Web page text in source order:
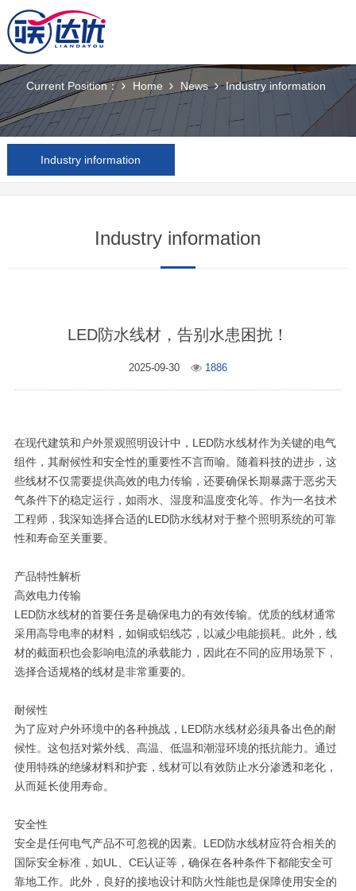
Current Position： Home News Industry information
Industry information
Industry information
LED防水线材，告别水患困扰！
2025-09-30 1886
在现代建筑和户外景观照明设计中，LED防水线材作为关键的电气
组件，其耐候性和安全性的重要性不言而喻。随着科技的进步，这
些线材不仅需要提供高效的电力传输，还要确保长期暴露于恶劣天
气条件下的稳定运行，如雨水、湿度和温度变化等。作为一名技术
工程师，我深知选择合适的LED防水线材对于整个照明系统的可靠
性和寿命至关重要。
产品特性解析
高效电力传输
LED防水线材的首要任务是确保电力的有效传输。优质的线材通常
采用高导电率的材料，如铜或铝线芯，以减少电能损耗。此外，线
材的截面积也会影响电流的承载能力，因此在不同的应用场景下，
选择合适规格的线材是非常重要的。
耐候性
为了应对户外环境中的各种挑战，LED防水线材必须具备出色的耐
候性。这包括对紫外线、高温、低温和潮湿环境的抵抗能力。通过
使用特殊的绝缘材料和护套，线材可以有效防止水分渗透和老化，
从而延长使用寿命。
安全性
安全是任何电气产品不可忽视的因素。LED防水线材应符合相关的
国际安全标准，如UL、CE认证等，确保在各种条件下都能安全可
靠地工作。此外，良好的接地设计和防火性能也是保障使用安全的